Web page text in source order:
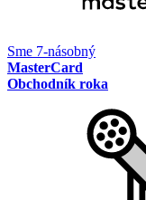
Sme 7-násobný
MasterCard
Obchodník roka